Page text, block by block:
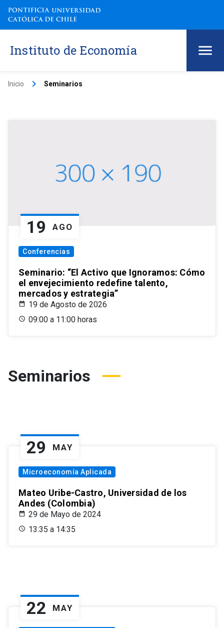
Instituto de Economía
Inicio keyboard_arrow_right Seminarios
19 AGO
Conferencias
Seminario: “El Activo que Ignoramos: Cómo
el envejecimiento redefine talento,
mercados y estrategia”
19 de Agosto de 2026
09:00 a 11:00 horas
Seminarios
29 MAY
Microeconomía Aplicada
Mateo Uribe-Castro, Universidad de los
Andes (Colombia)
29 de Mayo de 2024
13:35 a 14:35
22 MAY